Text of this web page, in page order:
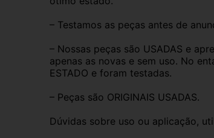
– Testamos as peças antes de
– Nossas peças são USADAS e
apenas as novas e sem uso. No
ESTADO e foram testadas.
– Peças são ORIGINAIS USADAS.
Dúvidas sobre uso ou aplicação,